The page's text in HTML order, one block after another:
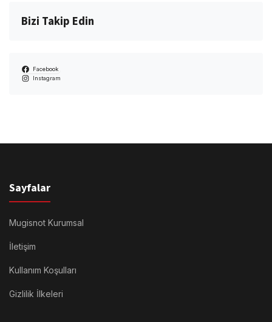
Bizi Takip Edin
Facebook
Instagram
Sayfalar
Mugisnot Kurumsal
İletişim
Kullanım Koşulları
Gizlilik İlkeleri